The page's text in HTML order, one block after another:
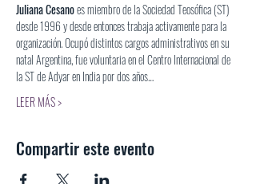
Juliana Cesano es miembro de la Sociedad Teosófica (ST)
desde 1996 y desde entonces trabaja activamente para la
organización. Ocupó distintos cargos administrativos en su
natal Argentina, fue voluntaria en el Centro Internacional de
la ST de Adyar en India por dos años…
LEER MÁS >
Compartir este evento